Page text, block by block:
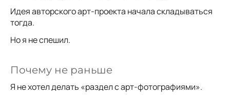
Идея авторского арт-проекта начала складываться
тогда.
Но я не спешил.
Почему не раньше
Я не хотел делать «раздел с арт-фотографиями».